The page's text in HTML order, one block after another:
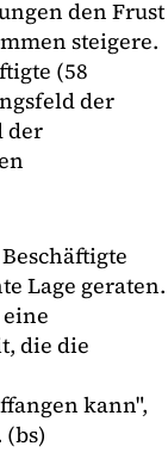
den Frust
steigere.
(58
der
der
Lage geraten.
die die
kann",